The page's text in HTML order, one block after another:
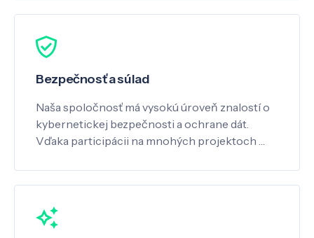
Bezpečnosť a súlad
Naša spoločnosť má vysokú úroveň znalostí o
kybernetickej bezpečnosti a ochrane dát.
Vďaka participácii na mnohých projektoch …